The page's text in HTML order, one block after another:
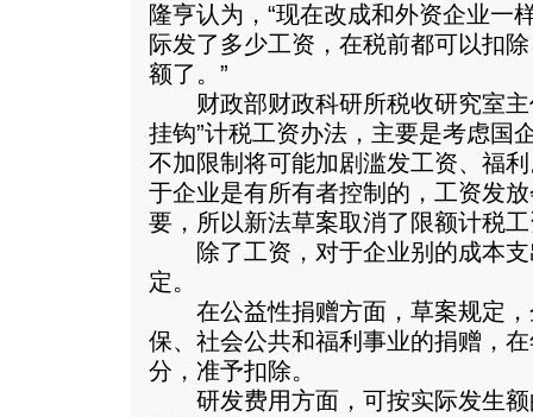
隆亨认为，“现在改成和外资企业一
际发了多少工资，在税前都可以扣
额了。”
财政部财政科研所税收研究室主
挂钩”计税工资办法，主要是考虑国
不加限制将可能加剧滥发工资、福
于企业是有所有者控制的，工资发
要，所以新法草案取消了限额计税
除了工资，对于企业别的成本支
定。
在公益性捐赠方面，草案规定，
保、社会公共和福利事业的捐赠，
分，准予扣除。
研发费用方面，可按实际发生额